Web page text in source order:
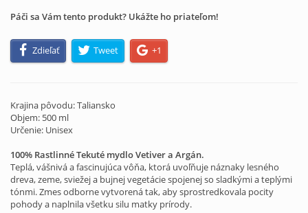
Páči sa Vám tento produkt? Ukážte ho priateľom!
Zdieľať Tweet +1
Krajina pôvodu: Taliansko
Objem: 500 ml
Určenie: Unisex
100% Rastlinné Tekuté mydloVetiver a Argán.
Teplá, vášnivá a fascinujúca vôňa, ktorá uvoľňuje náznaky lesného
dreva, zeme, sviežej a bujnej vegetácie spojenej so sladkými a teplými
tónmi. Zmes odborne vytvorená tak, aby sprostredkovala pocity
pohody a naplnila všetku silu matky prírody.